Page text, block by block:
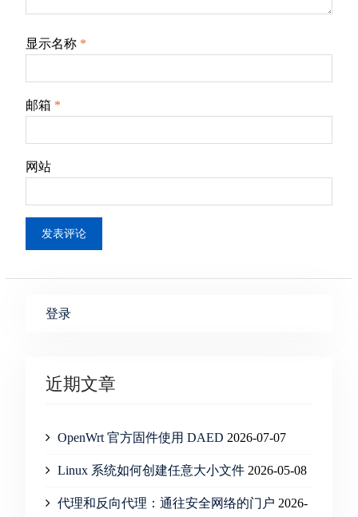
显示名称 *
邮箱 *
网站
登录
近期文章
OpenWrt 官方固件使用 DAED 2026-07-07
Linux 系统如何创建任意大小文件 2026-05-08
代理和反向代理：通往安全网络的门户 2026-